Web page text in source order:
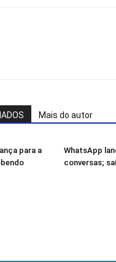
Mais do autor
para a
WhatsApp
conversas;